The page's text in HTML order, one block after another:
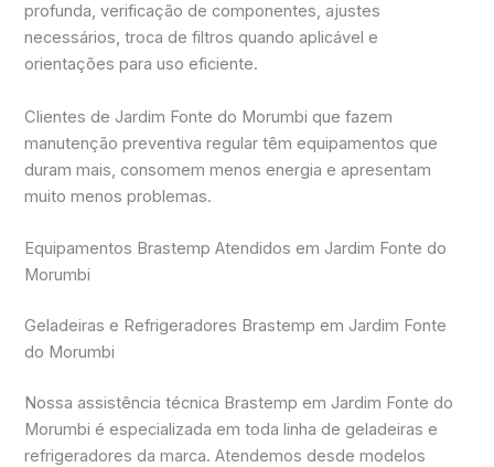
profunda, verificação de componentes, ajustes
necessários, troca de filtros quando aplicável e
orientações para uso eficiente.
Clientes de Jardim Fonte do Morumbi que fazem
manutenção preventiva regular têm equipamentos que
duram mais, consomem menos energia e apresentam
muito menos problemas.
Equipamentos Brastemp Atendidos em Jardim Fonte do
Morumbi
Geladeiras e Refrigeradores Brastemp em Jardim Fonte
do Morumbi
Nossa assistência técnica Brastemp em Jardim Fonte do
Morumbi é especializada em toda linha de geladeiras e
refrigeradores da marca. Atendemos desde modelos